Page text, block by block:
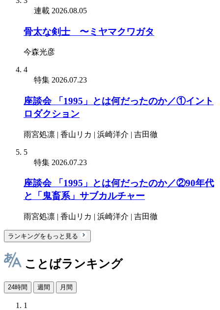
連載 2026.08.05
骨太な剣士 〜ミヤマクワガタ
今森光彦
4
特集 2026.07.23
座談会 「1995」とは何だったのか／①イント
ロダクション
雨宮処凛 | 香山リカ | 浜崎洋介 | 吉田徹
5
特集 2026.07.23
座談会 「1995」とは何だったのか／②90年代
と「鬼畜系」サブカルチャー
雨宮処凛 | 香山リカ | 浜崎洋介 | 吉田徹
ランキングをもっと見る
ことばランキング
24時間 週間 月間
1